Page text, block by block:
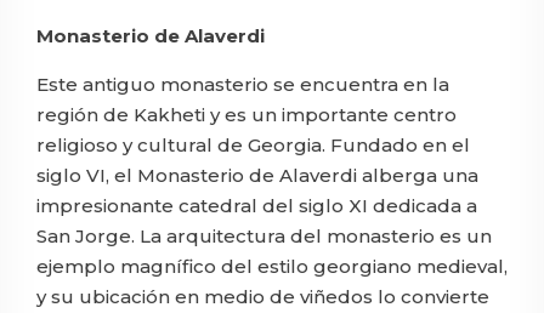
Monasterio de Alaverdi
Este antiguo monasterio se encuentra en la
región de Kakheti y es un importante centro
religioso y cultural de Georgia. Fundado en el
siglo VI, el Monasterio de Alaverdi alberga una
impresionante catedral del siglo XI dedicada a
San Jorge. La arquitectura del monasterio es un
ejemplo magnífico del estilo georgiano medieval,
y su ubicación en medio de viñedos lo convierte